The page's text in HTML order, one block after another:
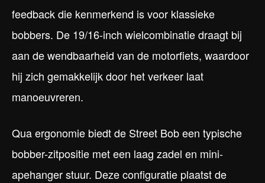
feedback die kenmerkend is voor klassieke
bobbers. De 19/16-inch wielcombinatie draagt bij
aan de wendbaarheid van de motorfiets, waardoor
hij zich gemakkelijk door het verkeer laat
manoeuvreren.
Qua ergonomie biedt de Street Bob een typische
bobber-zitpositie met een laag zadel en mini-
apehanger stuur. Deze configuratie plaatst de